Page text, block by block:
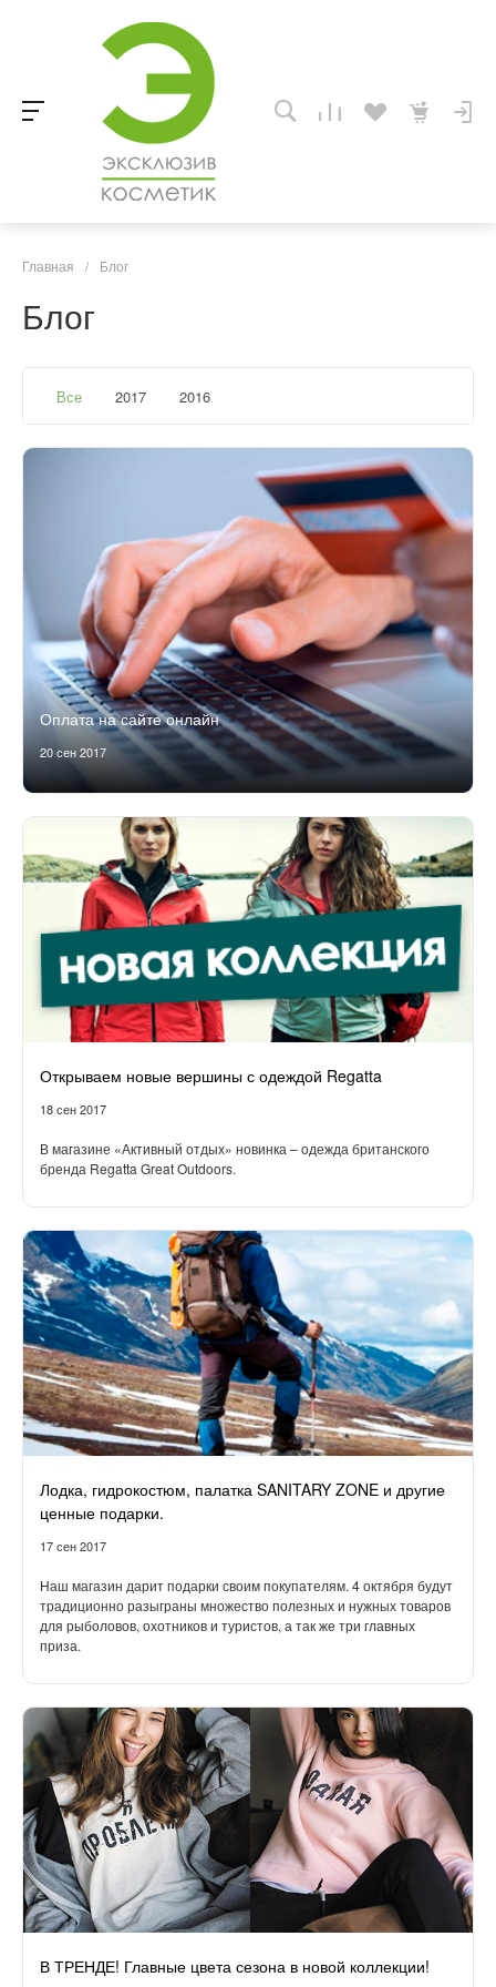
Главная / Блог
Блог
Все 2017 2016
Оплата на сайте онлайн
20 сен 2017
Открываем новые вершины с одеждой Regatta
18 сен 2017
В магазине «Активный отдых» новинка – одежда британского
бренда Regatta Great Outdoors.
Лодка, гидрокостюм, палатка SANITARY ZONE и другие
ценные подарки.
17 сен 2017
Наш магазин дарит подарки своим покупателям. 4 октября будут
традиционно разыграны множество полезных и нужных товаров
для рыболовов, охотников и туристов, а так же три главных
приза.
В ТРЕНДЕ! Главные цвета сезона в новой коллекции!